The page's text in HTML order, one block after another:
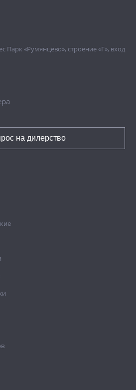
Парк «Румянцево», строение «Г», вход
на дилерство